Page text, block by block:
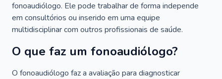
fonoaudiólogo. Ele pode trabalhar de forma independe
em consultórios ou inserido em uma equipe
multidisciplinar com outros profissionais de saúde.
O que faz um fonoaudiólogo?
O fonoaudiólogo faz a avaliação para diagnosticar